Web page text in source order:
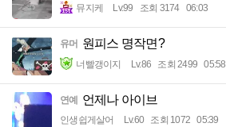
뮤지케 Lv.99 조회 3174 06:03
유머 원피스 명작면?
너빨갱이지 Lv.86 조회 2499 05:58
연예 언제나 아이브
인생쉽게살어 Lv.60 조회 1072 05:39